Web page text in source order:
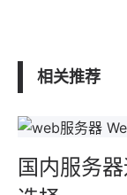
相关推荐
国内服务